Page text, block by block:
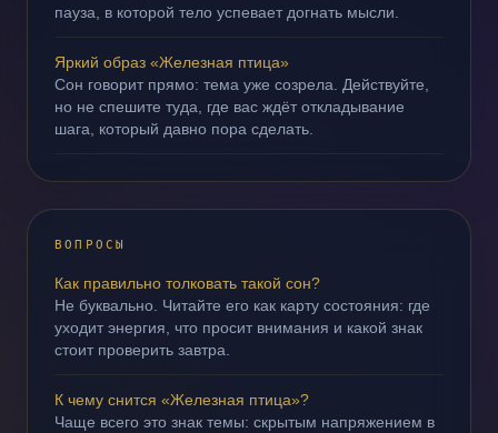
пауза, в которой тело успевает догнать мысли.
Яркий образ «Железная птица»
Сон говорит прямо: тема уже созрела. Действуйте,
но не спешите туда, где вас ждёт откладывание
шага, который давно пора сделать.
ВОПРОСЫ
Как правильно толковать такой сон?
Не буквально. Читайте его как карту состояния: где
уходит энергия, что просит внимания и какой знак
стоит проверить завтра.
К чему снится «Железная птица»?
Чаще всего это знак темы: скрытым напряжением в